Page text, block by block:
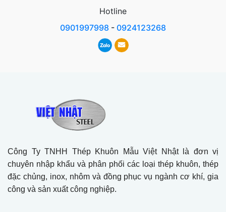
Hotline
0901997998 - 0924123268
Công Ty TNHH Thép Khuôn Mẫu Việt Nhật là đơn vị
chuyên nhập khẩu và phân phối các loại thép khuôn, thép
đặc chủng, inox, nhôm và đồng phục vụ ngành cơ khí, gia
công và sản xuất công nghiệp.